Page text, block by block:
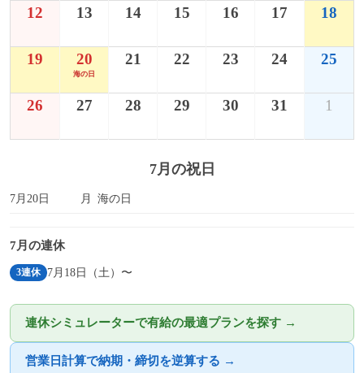
12 13 14 15 16 17 18
19 20
海の日
21 22 23 24 25
26 27 28 29 30 31 1
7月の祝日
7月20日 月 海の日
7月の連休
3連休 7月18日（土）〜
連休シミュレーターで有給の最適プランを探す →
営業日計算で納期・締切を逆算する →